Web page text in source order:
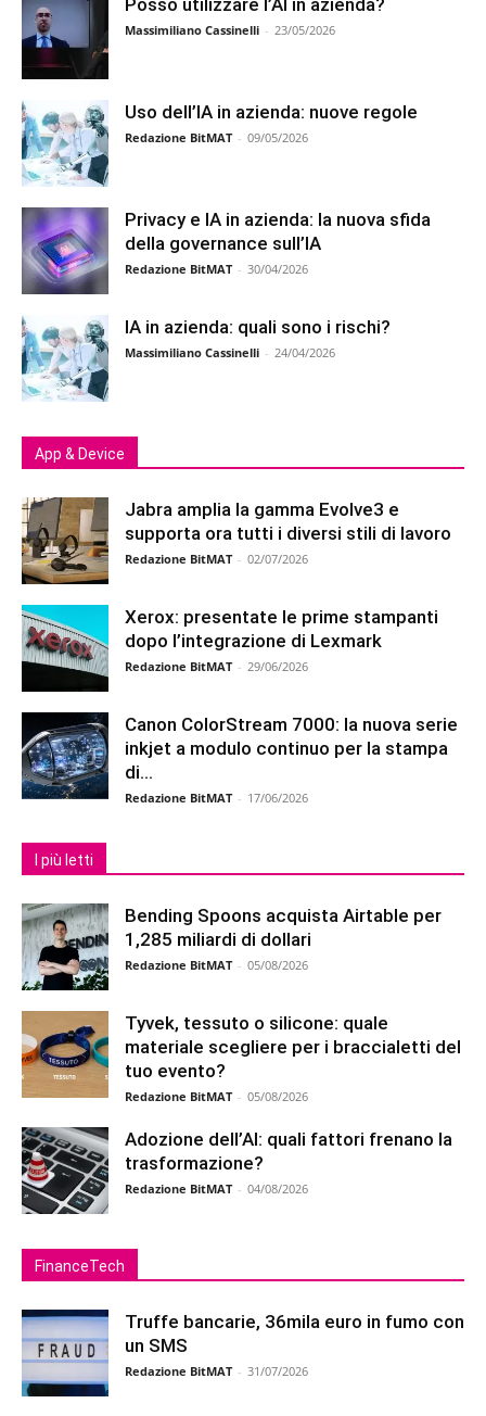
Massimiliano Cassinelli - 23/05/2026
Uso dell’IA in azienda: nuove regole
Redazione BitMAT - 09/05/2026
Privacy e IA in azienda: la nuova sfida
della governance sull’IA
Redazione BitMAT - 30/04/2026
IA in azienda: quali sono i rischi?
Massimiliano Cassinelli - 24/04/2026
App & Device
Jabra amplia la gamma Evolve3 e
supporta ora tutti i diversi stili di lavoro
Redazione BitMAT - 02/07/2026
Xerox: presentate le prime stampanti
dopo l’integrazione di Lexmark
Redazione BitMAT - 29/06/2026
Canon ColorStream 7000: la nuova serie
inkjet a modulo continuo per la stampa
di...
Redazione BitMAT - 17/06/2026
I più letti
Bending Spoons acquista Airtable per
1,285 miliardi di dollari
Redazione BitMAT - 05/08/2026
Tyvek, tessuto o silicone: quale
materiale scegliere per i braccialetti del
tuo evento?
Redazione BitMAT - 05/08/2026
Adozione dell’AI: quali fattori frenano la
trasformazione?
Redazione BitMAT - 04/08/2026
FinanceTech
Truffe bancarie, 36mila euro in fumo con
un SMS
Redazione BitMAT - 31/07/2026